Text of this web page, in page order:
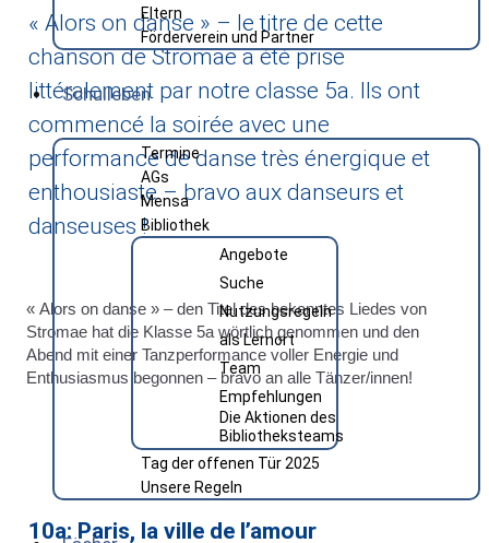
Eltern
Förderverein und Partner
Schulleben
Termine
AGs
Mensa
Bibliothek
Angebote
Suche
Nutzungsregeln
als Lernort
Team
Empfehlungen
Die Aktionen des
Bibliotheksteams
Tag der offenen Tür 2025
Unsere Regeln
« Alors on danse » – le titre de cette
chanson de Stromae a été prise
littéralement par notre classe 5a. Ils ont
commencé la soirée avec une
performance de danse très énergique et
enthousiaste – bravo aux danseurs et
danseuses !
« Alors on danse » – den Titel des bekanntes Liedes von
Stromae hat die Klasse 5a wörtlich genommen und den
Abend mit einer Tanzperformance voller Energie und
Enthusiasmus begonnen – bravo an alle Tänzer/innen!
10a: Paris, la ville de l’amour